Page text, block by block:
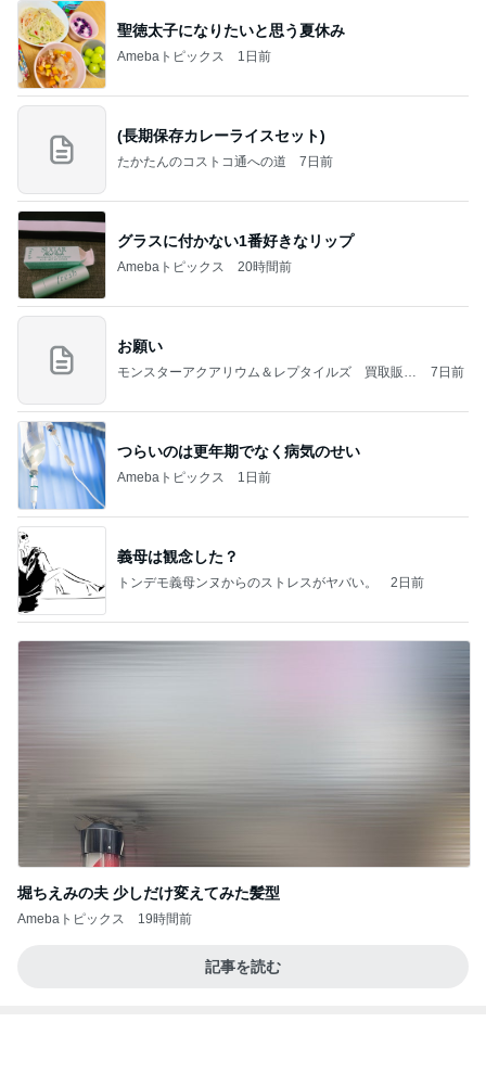
聖徳太子になりたいと思う夏休み
Amebaトピックス 1日前
(長期保存カレーライスセット)
たかたんのコストコ通への道 7日前
グラスに付かない1番好きなリップ
Amebaトピックス 20時間前
お願い
モンスターアクアリウム＆レプタイルズ 買取販売
7日前
つらいのは更年期でなく病気のせい
Amebaトピックス 1日前
義母は観念した？
トンデモ義母ンヌからのストレスがヤバい。 2日前
堀ちえみの夫 少しだけ変えてみた髪型
Amebaトピックス 19時間前
記事を読む